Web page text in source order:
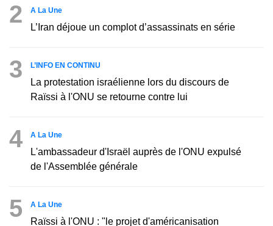
2 A La Une
L’Iran déjoue un complot d’assassinats en série
3 L’INFO EN CONTINU
La protestation israélienne lors du discours de
Raïssi à l'ONU se retourne contre lui
4 A La Une
L'ambassadeur d'Israël auprès de l'ONU expulsé
de l'Assemblée générale
5 A La Une
Raïssi à l'ONU : "le projet d'américanisation